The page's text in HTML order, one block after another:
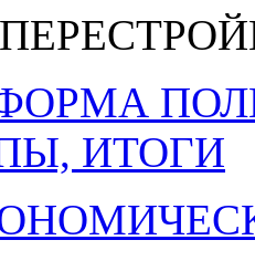
ИТОГИ